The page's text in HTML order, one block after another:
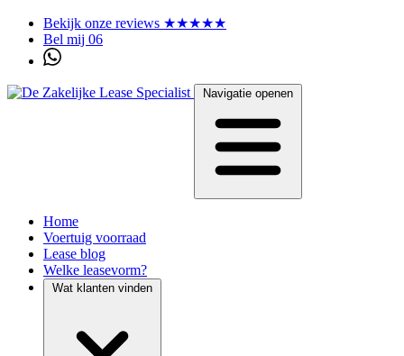
Bekijk onze reviews ★★★★★
Bel mij 06
Navigatie openen
Home
Voertuig voorraad
Lease blog
Welke leasevorm?
Wat klanten vinden